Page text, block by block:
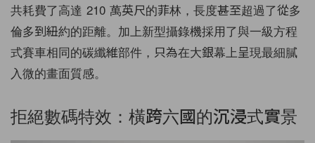
共耗費了高達 210 萬英尺的菲林，長度甚至超過了從多
倫多到紐約的距離。加上新型攝錄機採用了與一級方程
式賽車相同的碳纖維部件，只為在大銀幕上呈現最細膩
入微的畫面質感。
拒絕數碼特效：橫跨六國的沉浸式實景